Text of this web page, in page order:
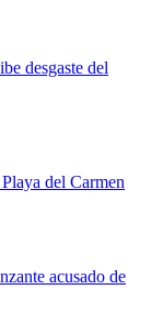
desgaste del
del Carmen
acusado de